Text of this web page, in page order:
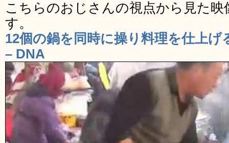
こちらのおじさんの視点から見た
す。
12個の鍋を同時に操り料理を仕上
– DNA